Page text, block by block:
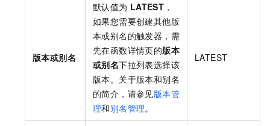
版本或别名
默认值为 LATEST ，
如果您需要创建其他版
本或别名的触发器，需
先在函数详情页的版本
或别名下拉列表选择该
版本。关于版本和别名
的简介，请参见版本管
理和别名管理。
LATEST